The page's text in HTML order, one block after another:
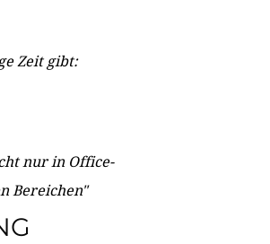
Zeit gibt:
nur in Office-
Bereichen"